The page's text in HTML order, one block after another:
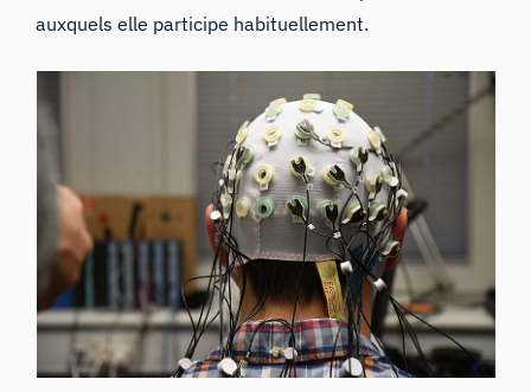
auxquels elle participe habituellement.